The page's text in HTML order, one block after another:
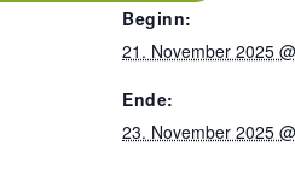
Beginn:
21. November 2025
Ende:
23. November 2025